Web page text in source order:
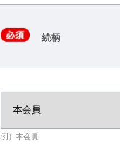
続柄
例）本会員